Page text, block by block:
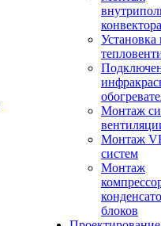
конвектора
Установка
Монтаж
Монтаж
систем
Монтаж
блоков